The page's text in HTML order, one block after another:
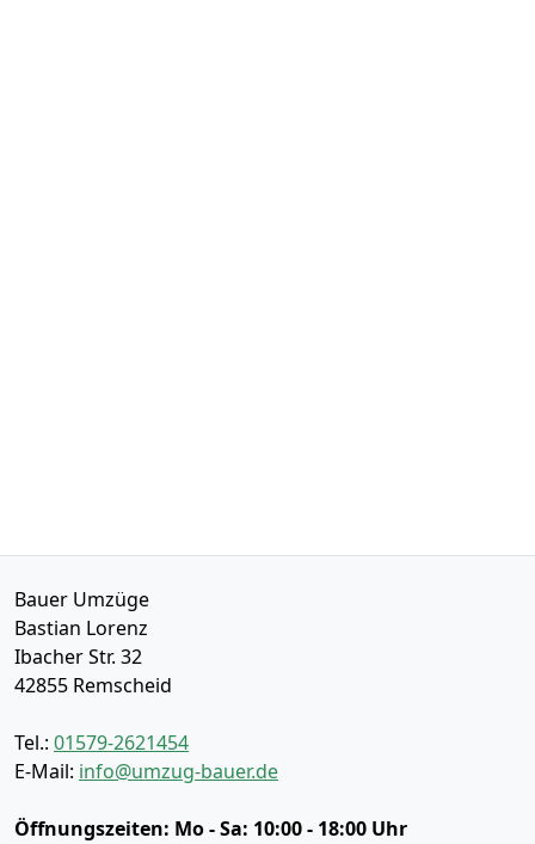
Bauer Umzüge
Bastian Lorenz
Ibacher Str. 32
42855 Remscheid
Tel.: 01579-2621454
E-Mail: info@umzug-bauer.de
Öffnungszeiten: Mo - Sa: 10:00 - 18:00 Uhr